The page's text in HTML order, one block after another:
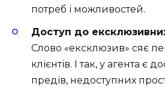
потреб і можливостей.
Доступ до
Слово «ексклюзив» сяє
клієнтів. І так, у агента є
предів, недоступних